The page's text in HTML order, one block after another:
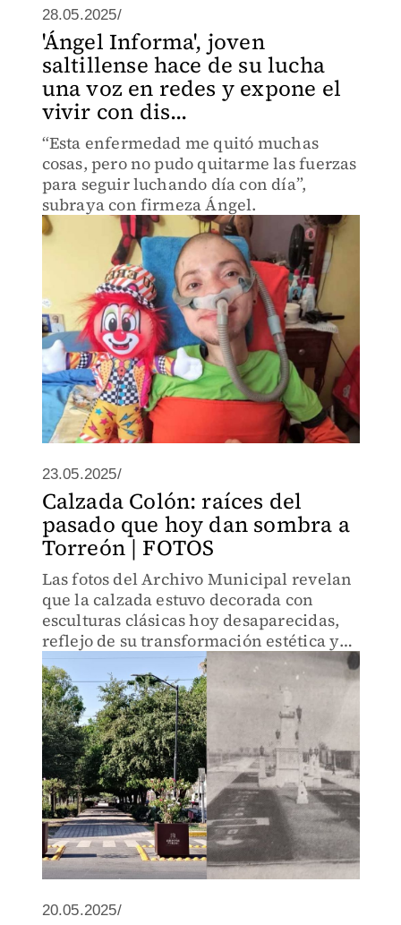
28.05.2025/
'Ángel Informa', joven
saltillense hace de su lucha
una voz en redes y expone el
vivir con dis...
“Esta enfermedad me quitó muchas
cosas, pero no pudo quitarme las fuerzas
para seguir luchando día con día”,
subraya con firmeza Ángel.
23.05.2025/
Calzada Colón: raíces del
pasado que hoy dan sombra a
Torreón | FOTOS
Las fotos del Archivo Municipal revelan
que la calzada estuvo decorada con
esculturas clásicas hoy desaparecidas,
reflejo de su transformación estética y
urbana.
20.05.2025/